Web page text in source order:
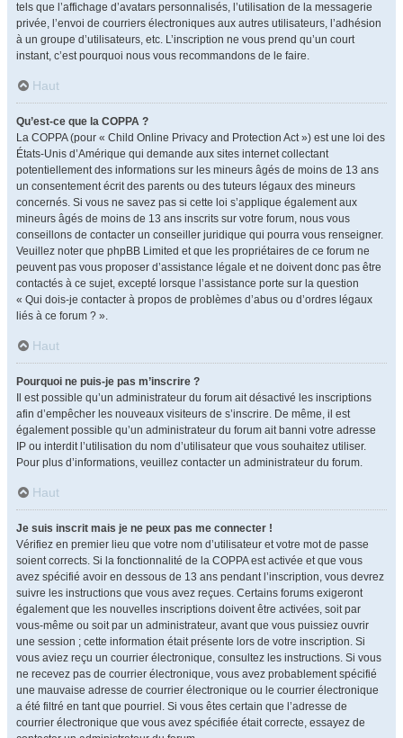
tels que l’affichage d’avatars personnalisés, l’utilisation de la messagerie
privée, l’envoi de courriers électroniques aux autres utilisateurs, l’adhésion
à un groupe d’utilisateurs, etc. L’inscription ne vous prend qu’un court
instant, c’est pourquoi nous vous recommandons de le faire.
Haut
Qu’est-ce que la COPPA ?
La COPPA (pour « Child Online Privacy and Protection Act ») est une loi des
États-Unis d’Amérique qui demande aux sites internet collectant
potentiellement des informations sur les mineurs âgés de moins de 13 ans
un consentement écrit des parents ou des tuteurs légaux des mineurs
concernés. Si vous ne savez pas si cette loi s’applique également aux
mineurs âgés de moins de 13 ans inscrits sur votre forum, nous vous
conseillons de contacter un conseiller juridique qui pourra vous renseigner.
Veuillez noter que phpBB Limited et que les propriétaires de ce forum ne
peuvent pas vous proposer d’assistance légale et ne doivent donc pas être
contactés à ce sujet, excepté lorsque l’assistance porte sur la question
« Qui dois-je contacter à propos de problèmes d’abus ou d’ordres légaux
liés à ce forum ? ».
Haut
Pourquoi ne puis-je pas m’inscrire ?
Il est possible qu’un administrateur du forum ait désactivé les inscriptions
afin d’empêcher les nouveaux visiteurs de s’inscrire. De même, il est
également possible qu’un administrateur du forum ait banni votre adresse
IP ou interdit l’utilisation du nom d’utilisateur que vous souhaitez utiliser.
Pour plus d’informations, veuillez contacter un administrateur du forum.
Haut
Je suis inscrit mais je ne peux pas me connecter !
Vérifiez en premier lieu que votre nom d’utilisateur et votre mot de passe
soient corrects. Si la fonctionnalité de la COPPA est activée et que vous
avez spécifié avoir en dessous de 13 ans pendant l’inscription, vous devrez
suivre les instructions que vous avez reçues. Certains forums exigeront
également que les nouvelles inscriptions doivent être activées, soit par
vous-même ou soit par un administrateur, avant que vous puissiez ouvrir
une session ; cette information était présente lors de votre inscription. Si
vous aviez reçu un courrier électronique, consultez les instructions. Si vous
ne recevez pas de courrier électronique, vous avez probablement spécifié
une mauvaise adresse de courrier électronique ou le courrier électronique
a été filtré en tant que pourriel. Si vous êtes certain que l’adresse de
courrier électronique que vous avez spécifiée était correcte, essayez de